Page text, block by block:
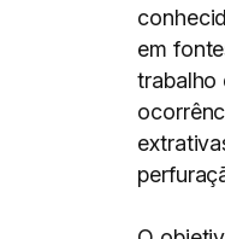
em
trabalho